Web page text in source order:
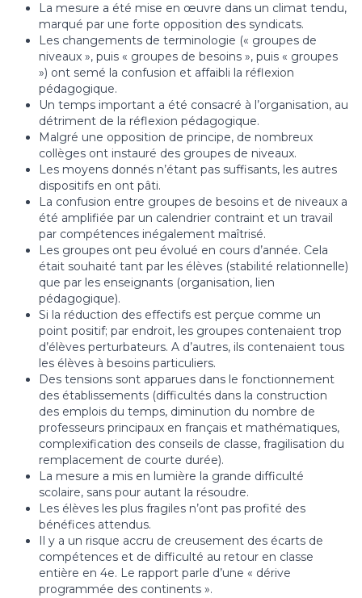
La mesure a été mise en œuvre dans un climat tendu,
marqué par une forte opposition des syndicats.
Les changements de terminologie (« groupes de
niveaux », puis « groupes de besoins », puis « groupes
») ont semé la confusion et affaibli la réflexion
pédagogique.
Un temps important a été consacré à l’organisation, au
détriment de la réflexion pédagogique.
Malgré une opposition de principe, de nombreux
collèges ont instauré des groupes de niveaux.
Les moyens donnés n’étant pas suffisants, les autres
dispositifs en ont pâti.
La confusion entre groupes de besoins et de niveaux a
été amplifiée par un calendrier contraint et un travail
par compétences inégalement maîtrisé.
Les groupes ont peu évolué en cours d’année. Cela
était souhaité tant par les élèves (stabilité relationnelle)
que par les enseignants (organisation, lien
pédagogique).
Si la réduction des effectifs est perçue comme un
point positif; par endroit, les groupes contenaient trop
d’élèves perturbateurs. A d’autres, ils contenaient tous
les élèves à besoins particuliers.
Des tensions sont apparues dans le fonctionnement
des établissements (difficultés dans la construction
des emplois du temps, diminution du nombre de
professeurs principaux en français et mathématiques,
complexification des conseils de classe, fragilisation du
remplacement de courte durée).
La mesure a mis en lumière la grande difficulté
scolaire, sans pour autant la résoudre.
Les élèves les plus fragiles n’ont pas profité des
bénéfices attendus.
Il y a un risque accru de creusement des écarts de
compétences et de difficulté au retour en classe
entière en 4e. Le rapport parle d’une « dérive
programmée des continents ».